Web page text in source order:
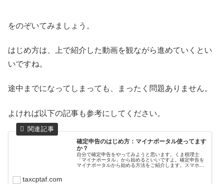
をのぞいてみましょう。
はじめ方は、上で紹介した動画を観ながら進めていくとい
いですね。
途中までになってしまっても、まったく問題ありません。
よければ以下の記事も参考にしてください。
確定申告のはじめ方：マイナポータル使ってます
か？
自分で確定申告をやってみようと思います。くま税理士
「マイナポータル」から始めるといいですよ。確定申告を
マイナポータルから始める方法をご紹介します。スマホで
taxcptaf.com